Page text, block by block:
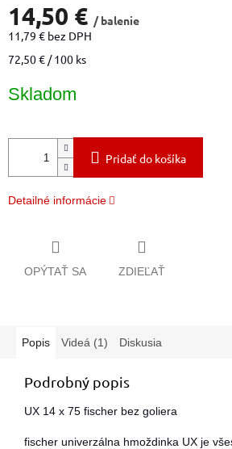
14,50 € / balenie
11,79 € bez DPH
Jednotková
72,50 € / 100 ks
Skladom
Pridať do košíka
Detailné informácie
OPÝTAŤ SA ZDIEĽAŤ
Popis Videá (1) Diskusia
Podrobný popis
UX 14 x 75 fischer bez goliera
fischer univerzálna hmoždinka UX je